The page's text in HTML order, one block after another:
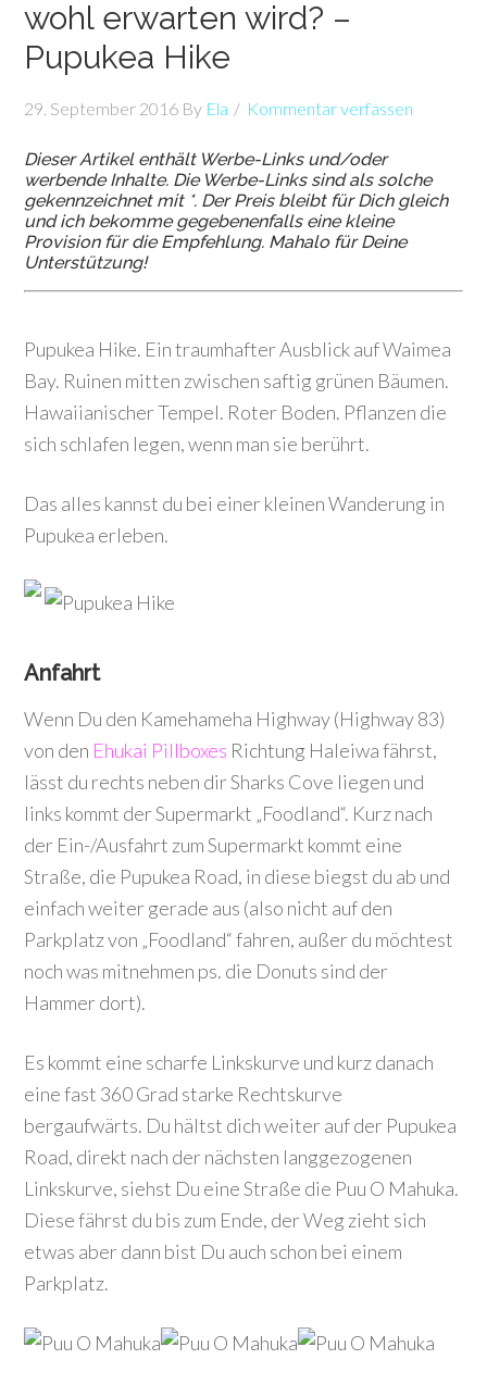
wohl erwarten wird? –
Pupukea Hike
29. September 2016 By Ela Kommentar verfassen
Dieser Artikel enthält Werbe-Links und/oder
werbende Inhalte. Die Werbe-Links sind als solche
gekennzeichnet mit *. Der Preis bleibt für Dich gleich
und ich bekomme gegebenenfalls eine kleine
Provision für die Empfehlung. Mahalo für Deine
Unterstützung!
Pupukea Hike. Ein traumhafter Ausblick auf Waimea
Bay. Ruinen mitten zwischen saftig grünen Bäumen.
Hawaiianischer Tempel. Roter Boden. Pflanzen die
sich schlafen legen, wenn man sie berührt.
Das alles kannst du bei einer kleinen Wanderung in
Pupukea erleben.
Anfahrt
Wenn Du den Kamehameha Highway (Highway 83)
von den Ehukai Pillboxes Richtung Haleiwa fährst,
lässt du rechts neben dir Sharks Cove liegen und
links kommt der Supermarkt „Foodland“. Kurz nach
der Ein-/Ausfahrt zum Supermarkt kommt eine
Straße, die Pupukea Road, in diese biegst du ab und
einfach weiter gerade aus (also nicht auf den
Parkplatz von „Foodland“ fahren, außer du möchtest
noch was mitnehmen ps. die Donuts sind der
Hammer dort).
Es kommt eine scharfe Linkskurve und kurz danach
eine fast 360 Grad starke Rechtskurve
bergaufwärts. Du hältst dich weiter auf der Pupukea
Road, direkt nach der nächsten langgezogenen
Linkskurve, siehst Du eine Straße die Puu O Mahuka.
Diese fährst du bis zum Ende, der Weg zieht sich
etwas aber dann bist Du auch schon bei einem
Parkplatz.